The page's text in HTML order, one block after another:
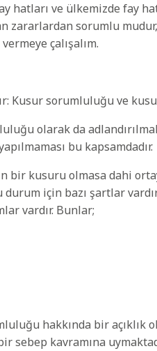
hatları ve ülkemizde fay
zararlardan sorumlu
çalışalım.
Kusur sorumluluğu ve
olarak da
bu kapsamdadır.
kusuru olmasa dahi
durum için bazı şartlar
vardır. Bunlar;
hakkında bir açıklık
sebep kavramına